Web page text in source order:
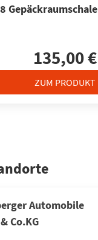
Gepäckraumschale
135,00 €
ZUM PRODUKT
Automobile
Co.KG